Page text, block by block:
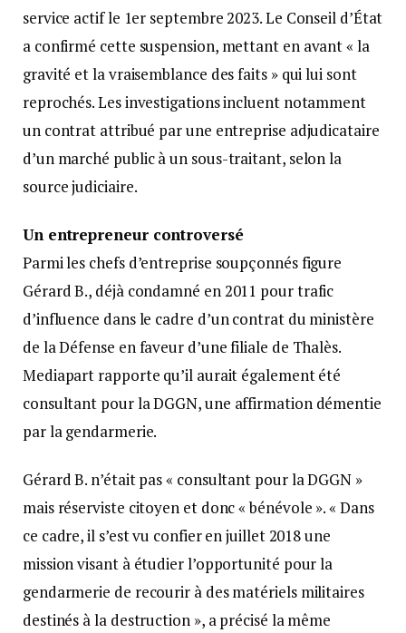
service actif le 1er septembre 2023. Le Conseil d’État
a confirmé cette suspension, mettant en avant « la
gravité et la vraisemblance des faits » qui lui sont
reprochés. Les investigations incluent notamment
un contrat attribué par une entreprise adjudicataire
d’un marché public à un sous-traitant, selon la
source judiciaire.
Un entrepreneur controversé
Parmi les chefs d’entreprise soupçonnés figure
Gérard B., déjà condamné en 2011 pour trafic
d’influence dans le cadre d’un contrat du ministère
de la Défense en faveur d’une filiale de Thalès.
Mediapart rapporte qu’il aurait également été
consultant pour la DGGN, une affirmation démentie
par la gendarmerie.
Gérard B. n’était pas « consultant pour la DGGN »
mais réserviste citoyen et donc « bénévole ». « Dans
ce cadre, il s’est vu confier en juillet 2018 une
mission visant à étudier l’opportunité pour la
gendarmerie de recourir à des matériels militaires
destinés à la destruction », a précisé la même